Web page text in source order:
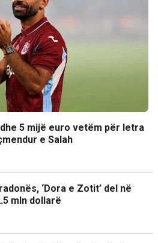
5 mijë euro vetëm për letra
e Salah
‘Dora e Zotit’ del në
mln dollarë